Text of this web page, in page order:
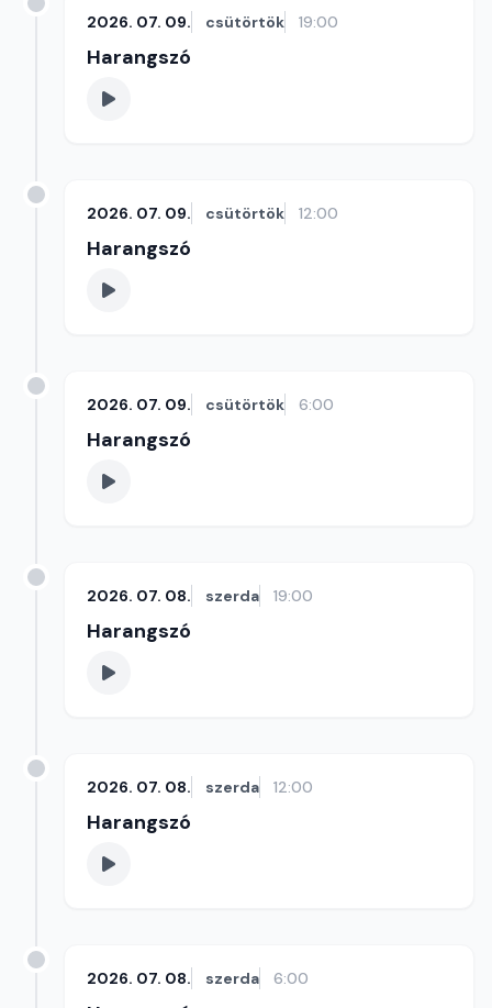
2026. 07. 09. csütörtök 19:00
Harangszó
2026. 07. 09. csütörtök 12:00
Harangszó
2026. 07. 09. csütörtök 6:00
Harangszó
2026. 07. 08. szerda 19:00
Harangszó
2026. 07. 08. szerda 12:00
Harangszó
2026. 07. 08. szerda 6:00